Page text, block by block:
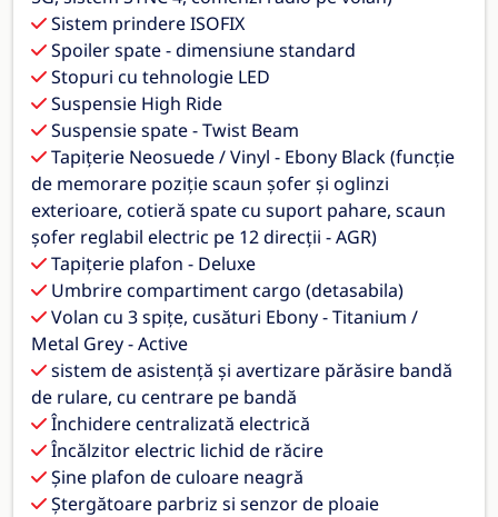
Sistem prindere ISOFIX
Spoiler spate - dimensiune standard
Stopuri cu tehnologie LED
Suspensie High Ride
Suspensie spate - Twist Beam
Tapițerie Neosuede / Vinyl - Ebony Black (funcție
de memorare poziție scaun șofer și oglinzi
exterioare, cotieră spate cu suport pahare, scaun
șofer reglabil electric pe 12 direcții - AGR)
Tapițerie plafon - Deluxe
Umbrire compartiment cargo (detasabila)
Volan cu 3 spițe, cusături Ebony - Titanium /
Metal Grey - Active
sistem de asistență și avertizare părăsire bandă
de rulare, cu centrare pe bandă
Închidere centralizată electrică
Încălzitor electric lichid de răcire
Șine plafon de culoare neagră
Ștergătoare parbriz si senzor de ploaie